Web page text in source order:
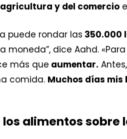
agricultura y del comercio
puede rondar las 350.000
moneda”, dice Aahd.
más que aumentar.
comida. Muchos días mis
alimentos sobre